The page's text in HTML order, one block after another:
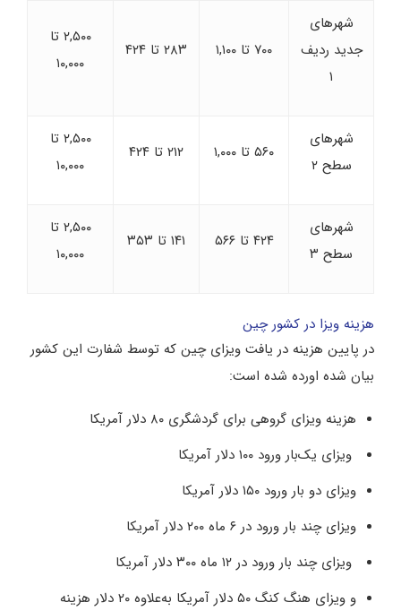
شهرهای
جدید ردیف
۱
۷۰۰ تا ۱,۱۰۰ ۲۸۳ تا ۴۲۴
۲,۵۰۰ تا
۱۰,۰۰۰
شهرهای
سطح ۲
۵۶۰ تا ۱,۰۰۰ ۲۱۲ تا ۴۲۴
۲,۵۰۰ تا
۱۰,۰۰۰
شهرهای
سطح ۳
۴۲۴ تا ۵۶۶ ۱۴۱ تا ۳۵۳
۲,۵۰۰ تا
۱۰,۰۰۰
هزینه ویزا در کشور چین
در پایین هزینه در یافت ویزای چین که توسط شفارت این کشور
بیان شده اورده شده است:
هزینه ویزای گروهی برای گردشگری ۸۰ دلار آمریکا
ویزای یک‌بار ورود ۱۰۰ دلار آمریکا
ویزای دو بار ورود ۱۵۰ دلار آمریکا
ویزای چند بار ورود در ۶ ماه ۲۰۰ دلار آمریکا
ویزای چند بار ورود در ۱۲ ماه ۳۰۰ دلار آمریکا
و ویزای هنگ ‌کنگ ۵۰ دلار آمریکا به‌علاوه ۲۰ دلار هزینه